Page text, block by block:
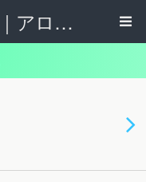
ハワイ情報サイト｜アロハタウンネット